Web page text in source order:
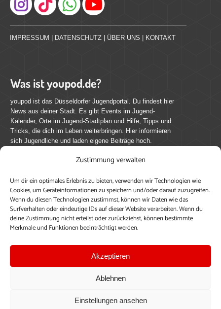
Zustimmung verwalten
Um dir ein optimales Erlebnis zu bieten, verwenden wir Technologien wie
Cookies, um Geräteinformationen zu speichern und/oder darauf zuzugreifen.
Wenn du diesen Technologien zustimmst, können wir Daten wie das
Surfverhalten oder eindeutige IDs auf dieser Website verarbeiten. Wenn du
deine Zustimmung nicht erteilst oder zurückziehst, können bestimmte
Merkmale und Funktionen beeinträchtigt werden.
Akzeptieren
Ablehnen
Einstellungen ansehen
Instagram
IMPRESSUM DATENSCHUTZ ÜBER UNS KONTAKT
Was ist youpod.de?
youpod ist das Düsseldorfer Jugendportal. Du findest hier
News aus deiner Stadt. Es gibt Events im Jugend-
Kalender, Orte im Jugend-Stadtplan und Hilfe, Tipps und
Tricks, die dich im Leben weiterbringen. Hier informieren
sich Jugendliche und laden eigene Beiträge hoch.
Mach mit bei youpod.de!
youpod.de lebt von Menschen wie dir. Sammel
journalistische Erfahrung, teile deine Perspektive und
veröffentliche deine Beiträge auf youpod.de.Du musst
dich anmelden, um alle Funktionen nutzen zu können, ein
Profil anzulegen, eigene Beiträge hochzuladen und zu
Einloggen